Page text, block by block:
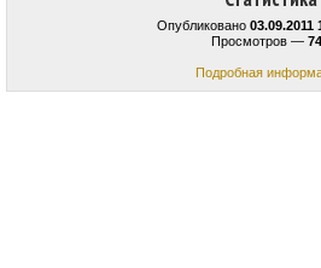
Опубликовано 03.09.2011
Просмотров —
Подробная